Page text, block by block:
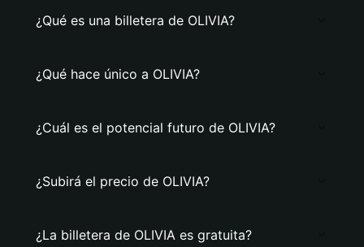
¿Qué es una billetera de OLIVIA?
¿Qué hace único a OLIVIA?
¿Cuál es el potencial futuro de OLIVIA?
¿Subirá el precio de OLIVIA?
¿La billetera de OLIVIA es gratuita?